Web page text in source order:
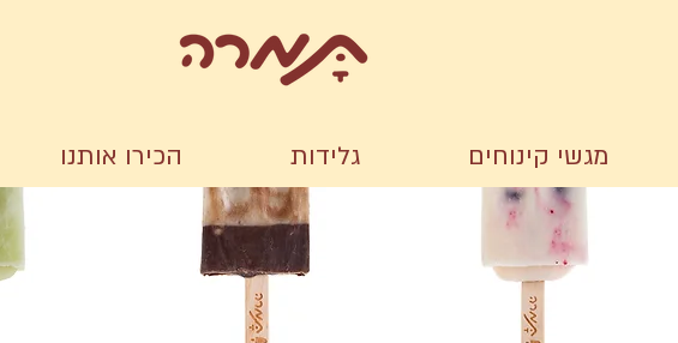
הכירו אותנו גלידות מגשי קינוחים